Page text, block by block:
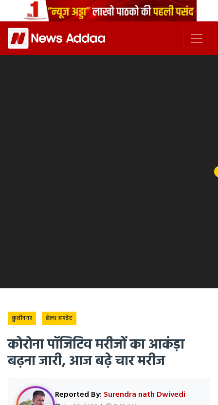
कुशीनगर हेल्थ अपडेट
कोरोना पॉजिटिव मरीजों का आकंड़ा
बढ़ना जारी, आज बढ़े चार मरीज
Reported By: Surendra nath Dwivedi